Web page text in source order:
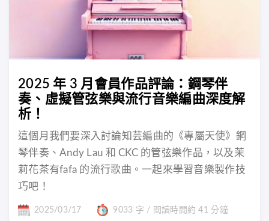
2025 年 3 月會員作品評論：鋼琴伴
奏、虛擬管弦樂與流行音樂編曲深度解
析！
這個月我們要深入討論知芸編曲的《專屬天使》鋼
琴伴奏、Andy Lau 和 CKC 的管弦樂作品，以及茉
莉花茶有fafa 的流行歌曲。一起來學習音樂製作技
巧吧！
2025/03/17 9033 字 / 閱讀時間約 41 分鐘